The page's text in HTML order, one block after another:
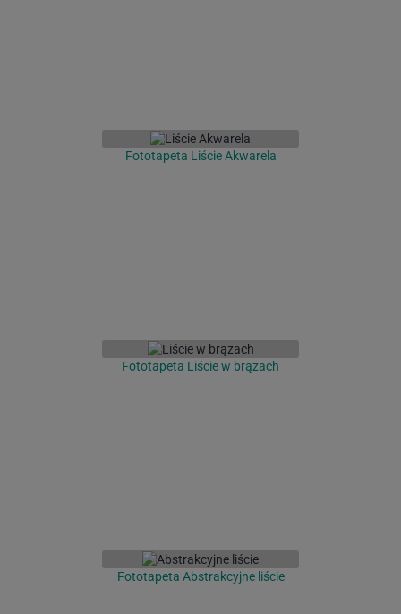
Fototapeta Liście Akwarela
Fototapeta Liście w brązach
Fototapeta Abstrakcyjne liście